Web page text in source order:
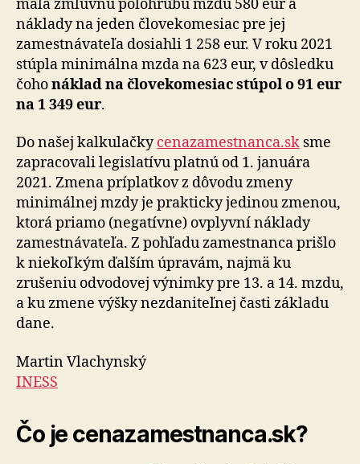
mala zmluvnú polohrubú mzdu 580 eur a
náklady na jeden človekomesiac pre jej
zamestnávateľa dosiahli 1 258 eur. V roku 2021
stúpla minimálna mzda na 623 eur, v dôsledku
čohonáklad na človekomesiac stúpol o 91 eur
na 1 349 eur.
Do našej kalkulačkycenazamestnanca.sk sme
zapracovali legislatívu platnú od 1. januára
2021. Zmena príplatkov z dôvodu zmeny
minimálnej mzdy je prakticky jedinou zmenou,
ktorá priamo (negatívne) ovplyvní náklady
zamestnávateľa. Z pohľadu zamestnanca prišlo
k niekoľkým ďalším úpravám, najmä ku
zrušeniu odvodovej výnimky pre 13. a 14. mzdu,
a ku zmene výšky nezdaniteľnej časti základu
dane.
Martin Vlachynský
INESS
Čo je cenazamestnanca.sk?